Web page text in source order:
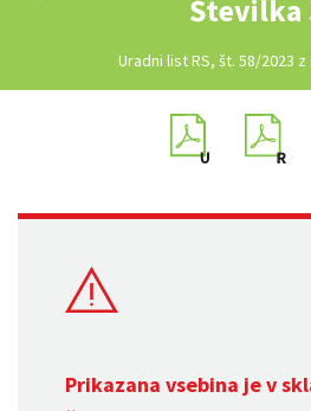
Številka
Uradni list RS, št. 58/2023 z
Prikazana vsebina je v